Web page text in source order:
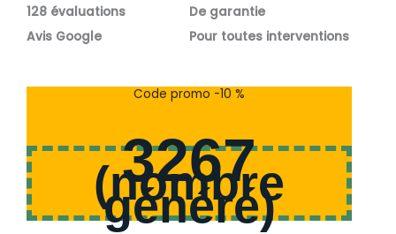
o
s
128 évaluations
Avis Google
o
s
De garantie
Pour toutes interventions
Code promo -10 %
3267
(nombre
généré)